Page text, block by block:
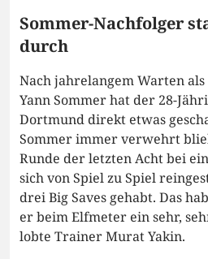
Sommer-Nachfolger
durch
Nach jahrelangem Warten
Yann Sommer hat der 28-
Dortmund direkt etwas
Sommer immer verwehrt
Runde der letzten Acht bei
sich von Spiel zu Spiel
drei Big Saves gehabt. Das
er beim Elfmeter ein sehr,
lobte Trainer Murat Yakin.